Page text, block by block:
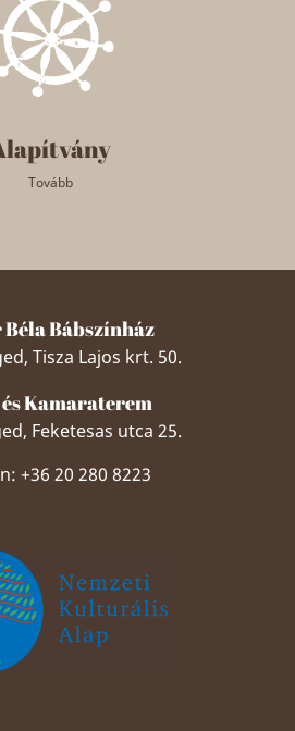
Tovább
Bábszínház
Tisza Lajos krt. 50.
Kamaraterem
Feketesas utca 25.
+36 20 280 8223